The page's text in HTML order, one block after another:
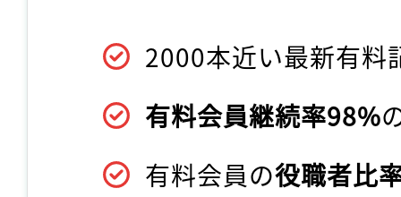
2000本近い最新有料
有料会員継続率98%
有料会員の役職者比